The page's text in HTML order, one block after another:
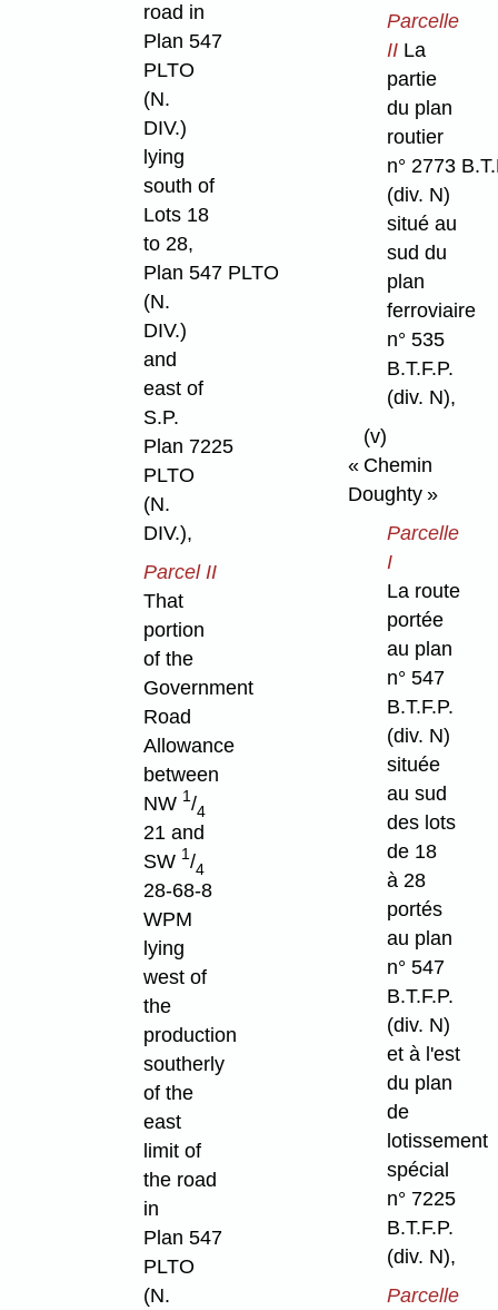
road in
Plan 547
PLTO
(N.
DIV.)
lying
south of
Lots 18
to 28,
Plan 547 PLTO
(N.
DIV.)
and
east of
S.P.
Plan 7225
PLTO
(N.
DIV.),
Parcel II
That
portion
of the
Government
Road
Allowance
between
NW 1/4
21 and
SW 1/4
28-68-8
WPM
lying
west of
the
production
southerly
of the
east
limit of
the road
in
Plan 547
PLTO
(N.
Parcelle
II La
partie
du plan
routier
n° 2773
(div. N)
situé au
sud du
plan
ferroviaire
n° 535
B.T.F.P.
(div. N),
(v)
« Chemin
Doughty »
Parcelle
I
La route
portée
au plan
n° 547
B.T.F.P.
(div. N)
située
au sud
des lots
de 18
à 28
portés
au plan
n° 547
B.T.F.P.
(div. N)
et à l'est
du plan
de
lotissement
spécial
n° 7225
B.T.F.P.
(div. N),
Parcelle